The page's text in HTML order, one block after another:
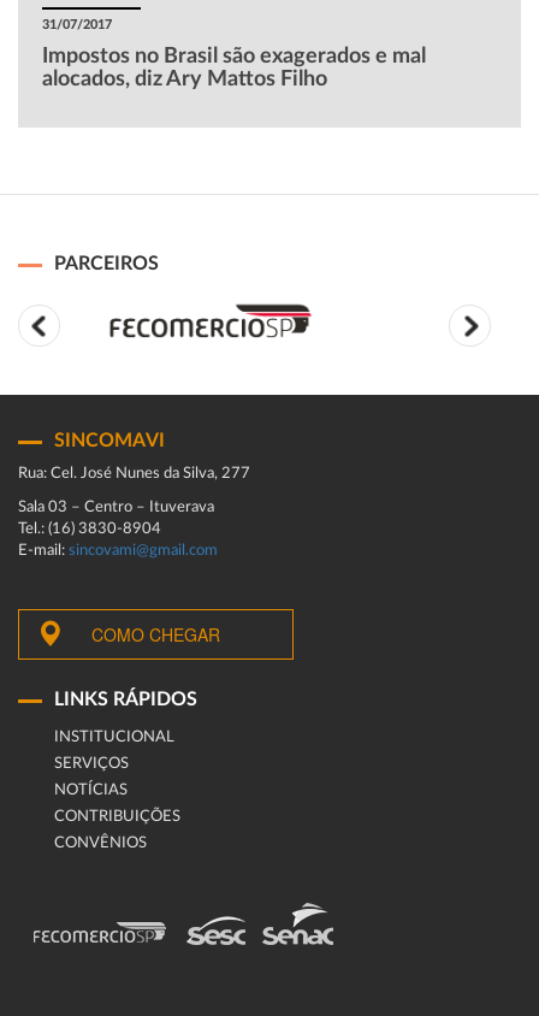
31/07/2017
Impostos no Brasil são exagerados e mal
alocados, diz Ary Mattos Filho
PARCEIROS
SINCOMAVI
Rua: Cel. José Nunes da Silva, 277
Sala 03 – Centro – Ituverava
Tel.: (16) 3830-8904
E-mail: sincovami@gmail.com
COMO CHEGAR
LINKS RÁPIDOS
INSTITUCIONAL
SERVIÇOS
NOTÍCIAS
CONTRIBUIÇÕES
CONVÊNIOS